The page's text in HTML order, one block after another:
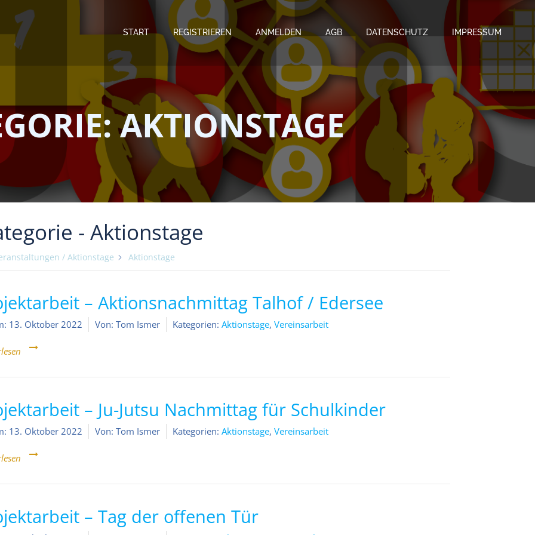
START REGISTRIEREN ANMELDEN AGB DATENSCHUTZ IMPRESSUM
AKTIONSTAGE
- Aktionstage
/ Aktionstage Aktionstage
– Aktionsnachmittag Talhof / Edersee
13. Oktober 2022 Von: Tom Ismer Kategorien: Aktionstage, Vereinsarbeit
– Ju-Jutsu Nachmittag für Schulkinder
13. Oktober 2022 Von: Tom Ismer Kategorien: Aktionstage, Vereinsarbeit
– Tag der offenen Tür